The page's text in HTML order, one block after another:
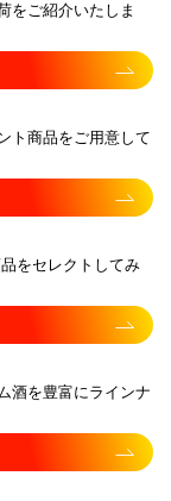
をご紹介いたしま
ト商品をご用意して
をセレクトしてみ
酒を豊富にラインナ